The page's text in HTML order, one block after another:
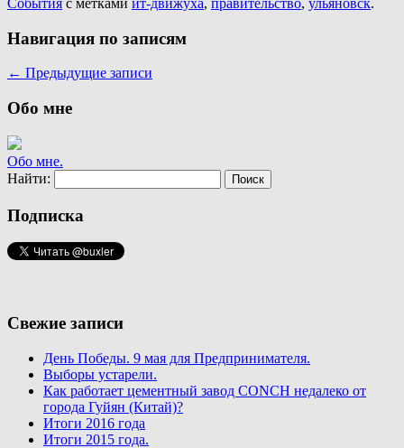
События с метками ит-движуха, правительство, ульяновск.
Навигация по записям
← Предыдущие записи
Обо мне
Обо мне.
Найти:
Подписка
Свежие записи
День Победы. 9 мая для Предпринимателя.
Выборы устарели.
Как работает цементный завод CONCH недалеко от
города Гуйян (Китай)?
Итоги 2016 года
Итоги 2015 года.